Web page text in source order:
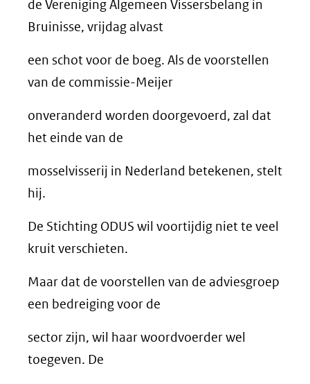
de Vereniging Algemeen Vissersbelang in
Bruinisse, vrijdag alvast
een schot voor de boeg. Als de voorstellen
van de commissie-Meijer
onveranderd worden doorgevoerd, zal dat
het einde van de
mosselvisserij in Nederland betekenen, stelt
hij.
De Stichting ODUS wil voortijdig niet te veel
kruit verschieten.
Maar dat de voorstellen van de adviesgroep
een bedreiging voor de
sector zijn, wil haar woordvoerder wel
toegeven. De